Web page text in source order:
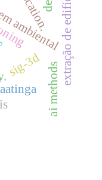
sig-3d extração de edifício
ai methods